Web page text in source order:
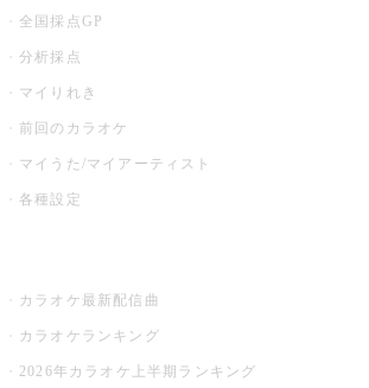
全国採点GP
分析採点
マイりれき
前回のカラオケ
マイうた/マイアーティスト
各種設定
カラオケ最新配信曲
カラオケランキング
2026年カラオケ上半期ランキング